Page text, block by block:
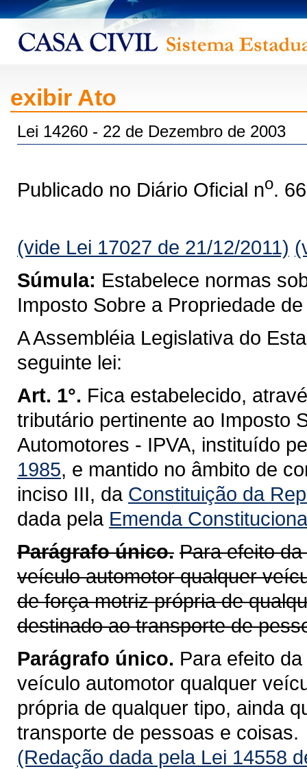
exibir Ato
Lei 14260 - 22 de Dezembro de 2003
Publicado no Diário Oficial no.
(vide Lei 17027 de 21/12/2011)
Súmula: Estabelece normas
Imposto Sobre a Propriedade
A Assembléia Legislativa do
seguinte lei:
Art. 1°. Fica estabelecido,
tributário pertinente ao Imposto
Automotores - IPVA, instituído
1985, e mantido no âmbito de
inciso III, da Constituição da
dada pela Emenda
Parágrafo único. Para efeito
veículo automotor qualquer
de força motriz própria de
destinado ao transporte de
Parágrafo único. Para efeito
veículo automotor qualquer
própria de qualquer tipo, ainda
transporte de pessoas e coisas.
(Redação dada pela Lei 14558